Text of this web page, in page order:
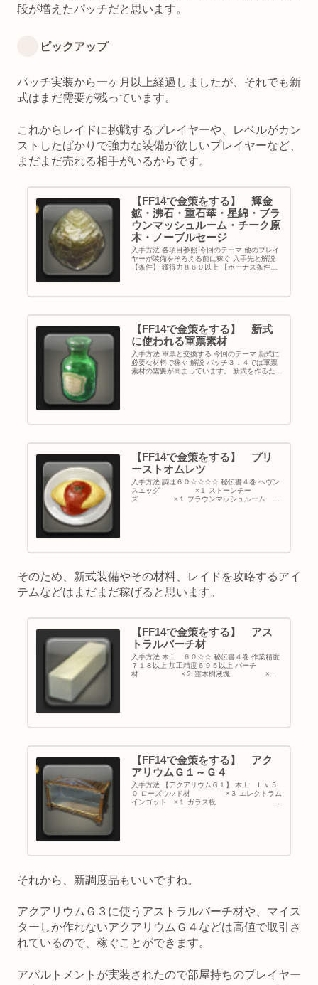
段が増えたパッチだと思います。
ピックアップ
パッチ実装から一ヶ月以上経過しましたが、それでも新
式はまだ需要が残っています。
これからレイドに挑戦するプレイヤーや、レベルがカン
ストしたばかりで強力な装備が欲しいプレイヤーなど、
まだまだ売れる相手がいるからです。
【FF14で金策をする】 輝金
鉱・沸石・重石華・星綿・ブラ
ウンマッシュルーム・チーク原
木・ノーブルセージ
入手方法 各項目参照 今回のテーマ 他のプレイ
ヤーが装備をそろえる前に稼ぐ 入手先と解説
【条件】 獲得力８６０以上 【ボーナス条件】
【FF14で金策をする】 新式
に使われる軍票素材
入手方法 軍票と交換する 今回のテーマ 新式に
必要な材料で稼ぐ 解説 パッチ３．４では軍票
素材の需要が高まっています。 新式を作るため
【FF14で金策をする】 プリ
ーストオムレツ
入手方法 調理６０☆☆☆☆ 秘伝書４巻 ヘヴン
スエッグ ×１ ストーンチー
ズ ×１ ブラウンマッシュルーム ×
そのため、新式装備やその材料、レイドを攻略するアイ
テムなどはまだまだ稼げると思います。
【FF14で金策をする】 アス
トラルバーチ材
入手方法 木工 ６０☆☆ 秘伝書４巻 作業精度
７１８以上 加工精度６９５以上 バーチ
材 ×２ 霊木樹液塊 ×５
【FF14で金策をする】 アク
アリウムＧ１～Ｇ４
入手方法 【アクアリウムＧ１】 木工 Ｌｖ５
０ ローズウッド材 ×３ エレクトラム
インゴット ×１ ガラス板 ×
それから、新調度品もいいですね。
アクアリウムＧ３に使うアストラルバーチ材や、マイス
ターしか作れないアクアリウムＧ４などは高値で取引さ
れているので、稼ぐことができます。
アパルトメントが実装されたので部屋持ちのプレイヤー